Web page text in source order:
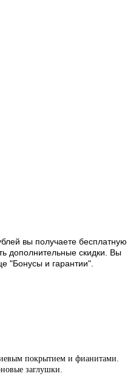
вы получаете бесплатную
дополнительные скидки. Вы
"Бонусы и гарантии".
покрытием и фианитами.
заглушки.